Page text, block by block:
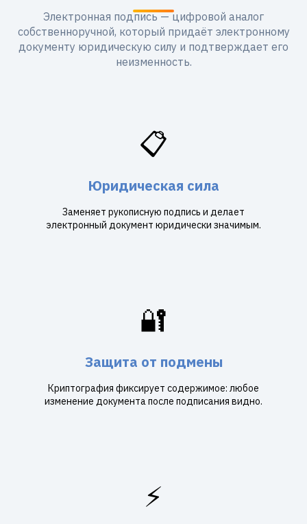
Электронная подпись — цифровой аналог
собственноручной, который придаёт электронному
документу юридическую силу и подтверждает его
неизменность.
📋
Юридическая сила
Заменяет рукописную подпись и делает
электронный документ юридически значимым.
🔐
Защита от подмены
Криптография фиксирует содержимое: любое
изменение документа после подписания видно.
⚡